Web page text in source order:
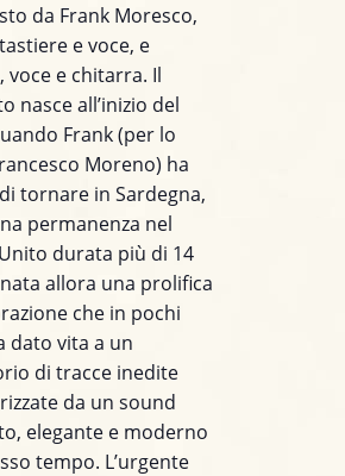
BIGLIETTO
da Frank Moresco,
e voce, e
voce e chitarra. Il
nasce all’inizio del
Frank (per lo
Moreno) ha
tornare in Sardegna,
permanenza nel
durata più di 14
allora una prolifica
che in pochi
dato vita a un
di tracce inedite
da un sound
elegante e moderno
tempo. L’urgente